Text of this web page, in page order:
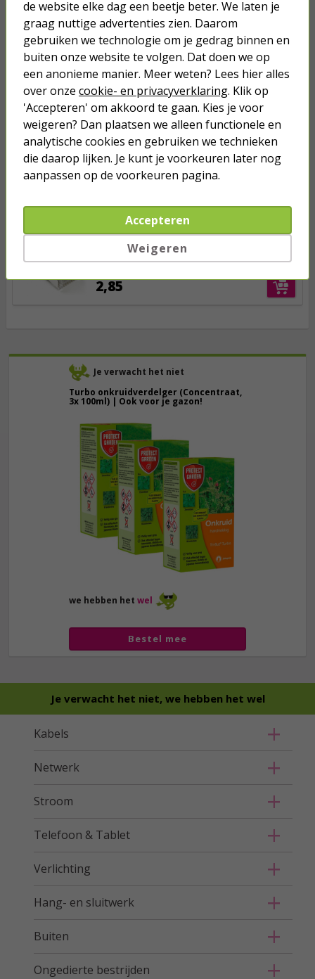
Je verwacht het niet
Turbo onkruidverdelger (Concentraat,
3x 100ml) | Ook voor je gazon!
we hebben het wel
Bestel mee
Anderen kochten ook...
Netwerkgereedschapset Deluxe |
ProCable (Krimptang, LSA-tang,
Striptang en Kabeltester)
22,95
RJ45 connector | Cat6 U/FTP (Voor
soepele kern, 10 stuks)
RJ45 connector - Cat6 FTP (Voor
soepele kern, 10 stuks)
2,85
Je verwacht het niet, we hebben het wel
Kabels
Netwerk
Stroom
Telefoon & Tablet
Verlichting
Hang- en sluitwerk
Buiten
Ongedierte bestrijden
de website elke dag een beetje beter. We laten je
graag nuttige advertenties zien. Daarom
gebruiken we technologie om je gedrag binnen en
buiten onze website te volgen. Dat doen we op
een anonieme manier. Meer weten? Lees hier alles
over onze cookie- en privacyverklaring. Klik op
'Accepteren' om akkoord te gaan. Kies je voor
weigeren? Dan plaatsen we alleen functionele en
analytische cookies en gebruiken we technieken
die daarop lijken. Je kunt je voorkeuren later nog
aanpassen op de voorkeuren pagina.
Accepteren
Weigeren